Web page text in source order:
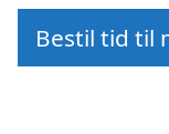
Bestil tid til